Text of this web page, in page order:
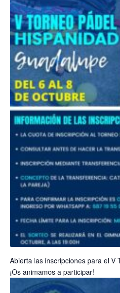
Abierta las inscripciones para el
¡Os animamos a participar!